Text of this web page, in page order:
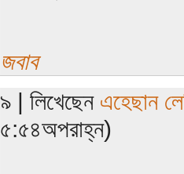
জবাব
৯ | লিখেছেন এহেছান
৫:৫৪অপরাহ্ন)